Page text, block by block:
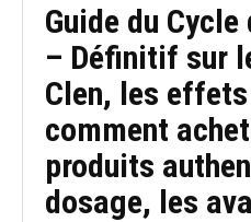
Guide du
– Définitif sur
Clen, les
comment
produits
dosage, les